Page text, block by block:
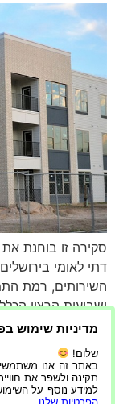
סקירה זו בוחנת את
דתי לאומי
השירותים, רמת
בבית?": סקירה של
בלב ירושלים,
מהמגזר הדתי […]
מדיניות שימוש
שלום!
תקינה ולשפר את
למידע נוסף על